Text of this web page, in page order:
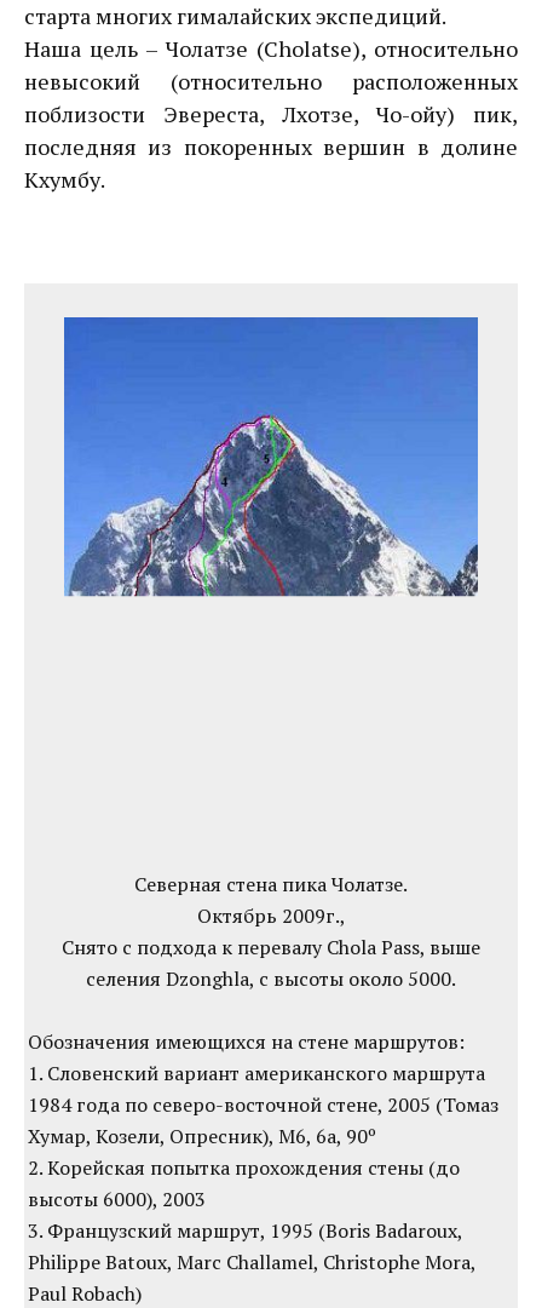
старта многих гималайских экспедиций.
Наша цель – Чолатзе (Cholatse), относительно
невысокий (относительно расположенных
поблизости Эвереста, Лхотзе, Чо-ойу) пик,
последняя из покоренных вершин в долине
Кхумбу.
Северная стена пика Чолатзе.
Октябрь 2009г.,
Снято с подхода к перевалу Chola Pass, выше
селения Dzonghla, с высоты около 5000.
Обозначения имеющихся на стене маршрутов:
1. Словенский вариант американского маршрута
1984 года по северо-восточной стене, 2005 (Томаз
Хумар, Козели, Опресник), M6, 6а, 90º
2. Корейская попытка прохождения стены (до
высоты 6000), 2003
3. Французский маршрут, 1995 (Boris Badaroux,
Philippe Batoux, Marc Challamel, Christophe Mora,
Paul Robach)